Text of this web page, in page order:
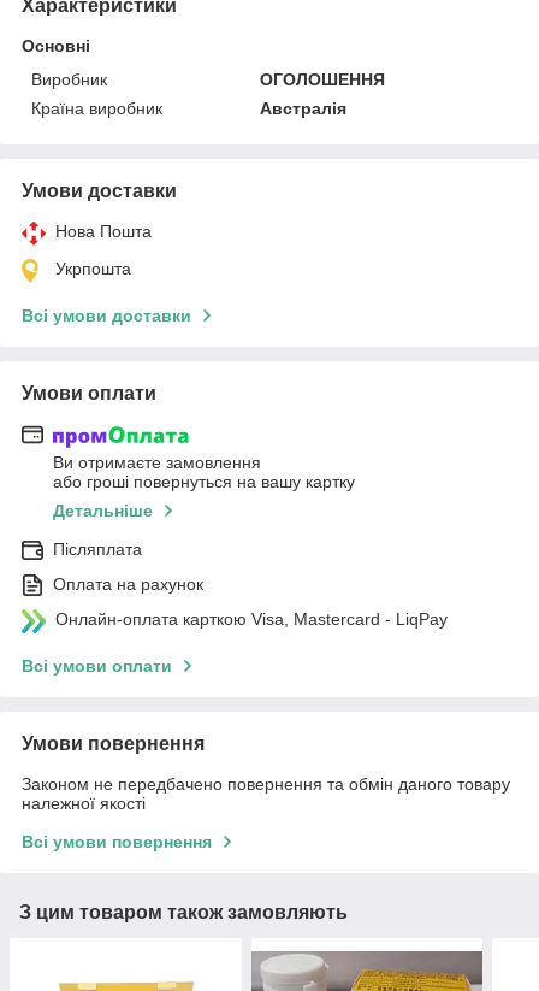
Характеристики
Основні
Виробник
ОГОЛОШЕННЯ
Країна виробник
Австралія
Умови доставки
Нова Пошта
Укрпошта
Всі умови доставки
Умови оплати
Ви отримаєте замовлення
або гроші повернуться на вашу картку
Детальніше
Післяплата
Оплата на рахунок
Онлайн-оплата карткою Visa, Mastercard - LiqPay
Всі умови оплати
Умови повернення
Законом не передбачено повернення та обмін даного товару
належної якості
Всі умови повернення
З цим товаром також замовляють